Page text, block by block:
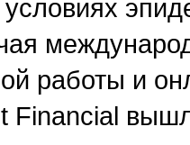
работы и
Financial